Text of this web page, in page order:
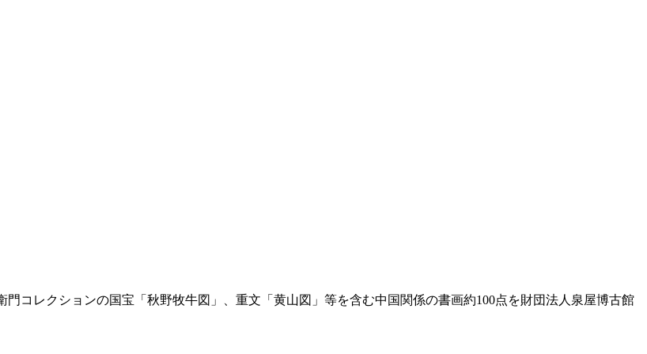
コレクションの国宝「秋野牧牛図」、重文「黄山図」等を含む中国関係の書画約100点を財団法人泉屋博古館